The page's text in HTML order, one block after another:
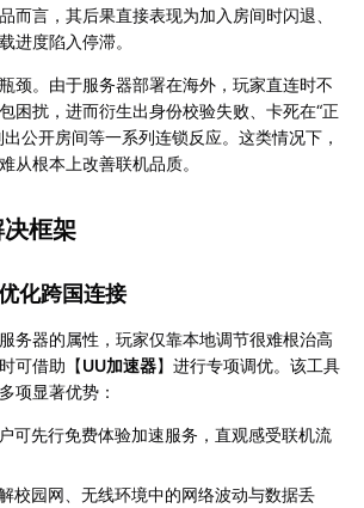
而言，其后果直接表现为加入房间时闪退、
进度陷入停滞。
颈。由于服务器部署在海外，玩家直连时不
困扰，进而衍生出身份校验失败、卡死在“正
公开房间等一系列连锁反应。这类情况下，
从根本上改善联机品质。
框架
化跨国连接
务器的属性，玩家仅靠本地调节很难根治高
可借助【UU加速器】进行专项调优。该工具
项显著优势：
户可先行免费体验加速服务，直观感受联机流
校园网、无线环境中的网络波动与数据丢